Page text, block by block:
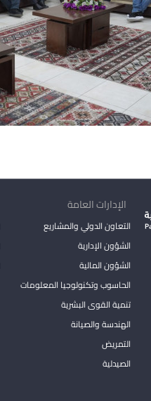
الإدارات العامة
التعاون الدولي والمشاريع
الشؤون الإدارية
الشؤون المالية
الحاسوب وتكنولوجيا المعلومات
تنمية القوى البشرية
الهندسة والصيانة
التمريض
الصيدلية